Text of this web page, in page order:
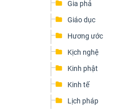
Gia phả
Giáo dục
Hương ước
Kịch nghệ
Kinh phật
Kinh tế
Lịch pháp